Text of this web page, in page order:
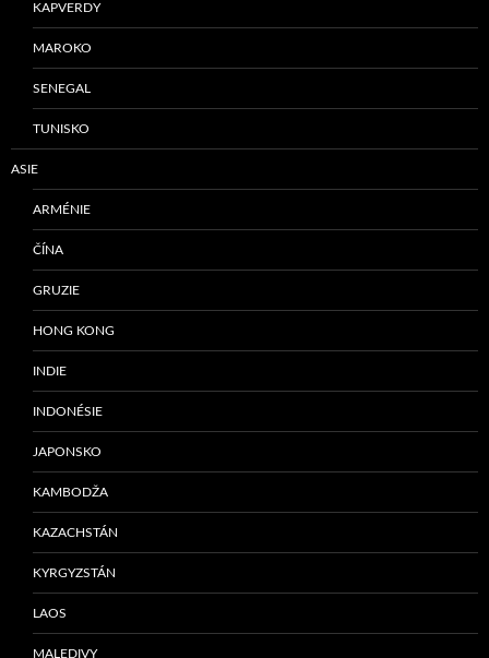
KAPVERDY
MAROKO
SENEGAL
TUNISKO
ASIE
ARMÉNIE
ČÍNA
GRUZIE
HONG KONG
INDIE
INDONÉSIE
JAPONSKO
KAMBODŽA
KAZACHSTÁN
KYRGYZSTÁN
LAOS
MALEDIVY